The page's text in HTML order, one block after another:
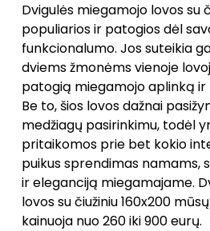
Dvigulės miegamojo lovos su
populiarios ir patogios dėl
funkcionalumo. Jos suteikia
dviems žmonėms vienoje
patogią miegamojo aplinką
Be to, šios lovos dažnai
medžiagų pasirinkimu, todėl
pritaikomos prie bet kokio
puikus sprendimas namams,
ir eleganciją miegamajame.
lovos su čiužiniu 160x200
kainuoja nuo 260 iki 900 eurų.